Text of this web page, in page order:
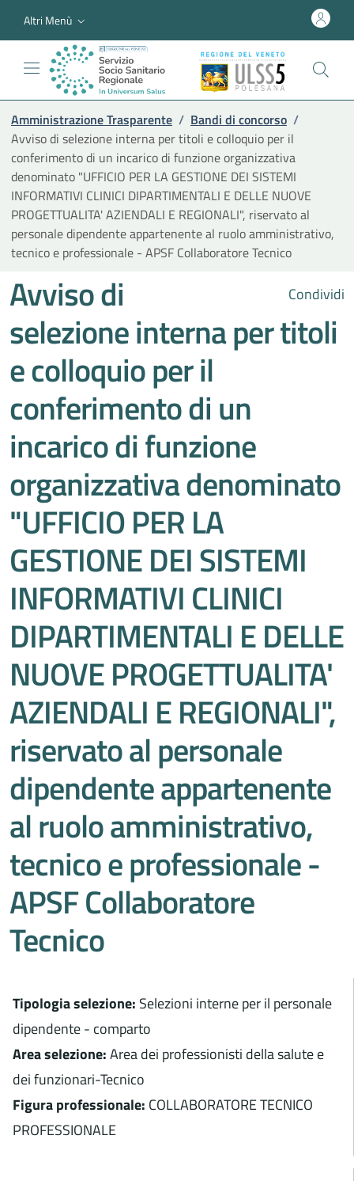
Altri Menù
Amministrazione Trasparente / Bandi di concorso /
Avviso di selezione interna per titoli e colloquio per il
conferimento di un incarico di funzione organizzativa
denominato "UFFICIO PER LA GESTIONE DEI SISTEMI
INFORMATIVI CLINICI DIPARTIMENTALI E DELLE NUOVE
PROGETTUALITA' AZIENDALI E REGIONALI", riservato al
personale dipendente appartenente al ruolo amministrativo,
tecnico e professionale - APSF Collaboratore Tecnico
Condividi
Avviso di
selezione interna per titoli
e colloquio per il
conferimento di un
incarico di funzione
organizzativa denominato
"UFFICIO PER LA
GESTIONE DEI SISTEMI
INFORMATIVI CLINICI
DIPARTIMENTALI E DELLE
NUOVE PROGETTUALITA'
AZIENDALI E REGIONALI",
riservato al personale
dipendente appartenente
al ruolo amministrativo,
tecnico e professionale -
APSF Collaboratore
Tecnico
Tipologia selezione: Selezioni interne per il personale
dipendente - comparto
Area selezione:Area dei professionisti della salute e
dei funzionari-Tecnico
Figura professionale: COLLABORATORE TECNICO
PROFESSIONALE